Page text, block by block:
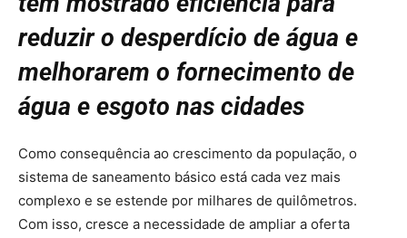
reduzir o desperdício de água e
melhorarem o fornecimento de
água e esgoto nas cidades
Como consequência ao crescimento da população, o
sistema de saneamento básico está cada vez mais
complexo e se estende por milhares de quilômetros.
Com isso, cresce a necessidade de ampliar a oferta